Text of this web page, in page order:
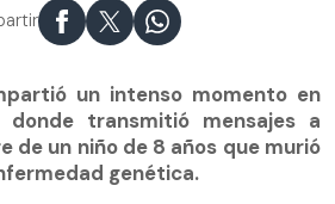
un intenso momento en
donde transmitió mensajes a
de un niño de 8 años que murió
genética.